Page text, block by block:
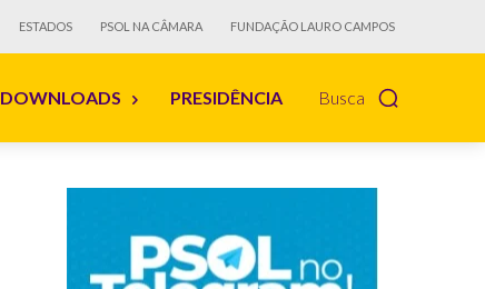
ESTADOS PSOL NA CÂMARA FUNDAÇÃO LAURO CAMPOS
Busca
DOWNLOADS PRESIDÊNCIA